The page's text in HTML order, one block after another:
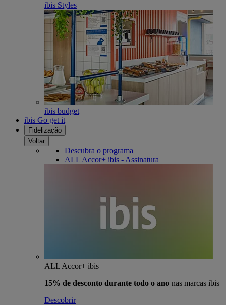
ibis Styles
ibis budget
ibis Go get it
Fidelização
Voltar
Descubra o programa
ALL Accor+ ibis - Assinatura
ALL Accor+ ibis
15% de desconto durante todo o ano nas marcas ibis
Descobrir